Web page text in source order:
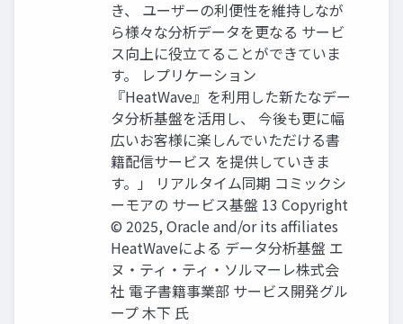
き、 ユーザーの利便性を維持しなが
ら様々な分析データを更なる サービ
ス向上に役⽴てることができていま
す。 レプリケーション
『HeatWave』を利⽤した新たなデー
タ分析基盤を活⽤し、 今後も更に幅
広いお客様に楽しんでいただける書
籍配信サービス を提供していきま
す。」 リアルタイム同期 コミックシ
ーモアの サービス基盤 13 Copyright
© 2025, Oracle and/or its affiliates
HeatWaveによる データ分析基盤 エ
ヌ・ティ・ティ・ソルマーレ株式会
社 電⼦書籍事業部 サービス開発グル
ープ ⽊下 ⽒